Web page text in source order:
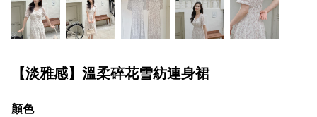
【淡雅感】溫柔碎花雪紡連身裙
顏色